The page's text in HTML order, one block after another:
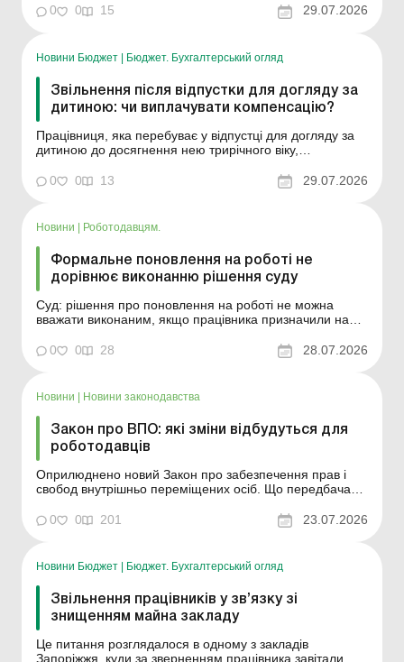
засуджено (крім випадків звільнення від відбування
покарання з випробуванням) до позбавлення волі або
0 0 15 29.07.2026
Новини Бюджет | Бюджет. Бухгалтерський огляд
Звільнення після відпустки для догляду за
дитиною: чи виплачувати компенсацію?
Працівниця, яка перебуває у відпустці для догляду за
дитиною до досягнення нею трирічного віку,
працівниці грошову компенсацію за щорічну основну
відпустку за період перебування її у відпустці у зв’язку з
0 0 13 29.07.2026
Новини | Роботодавцям.
Формальне поновлення на роботі не
дорівнює виконанню рішення суду
Суд: рішення про поновлення на роботі не можна
вважати виконаним, якщо працівника призначили на
Більше за темою: Прийняття та звільнення працівників,
які порушили правила військового обліку Звільнення
0 0 28 28.07.2026
Новини Новини законодавства
Закон про ВПО: які зміни відбудуться для
роботодавців
Оприлюднено новий Закон про забезпечення прав і
свобод внутрішньо переміщених осіб. Що передбачає
Оплата житла для ВПО: облік та податки За якою
адресою (до якого контролюючого органу) подавати
&laqu...
0 0 201 23.07.2026
Новини Бюджет Бюджет. Бухгалтерський огляд
Звільнення працівників у зв’язку зі
знищенням майна закладу
Це питання розглядалося в одному з закладів
Запоріжжя, куди за зверненням працівника завітали